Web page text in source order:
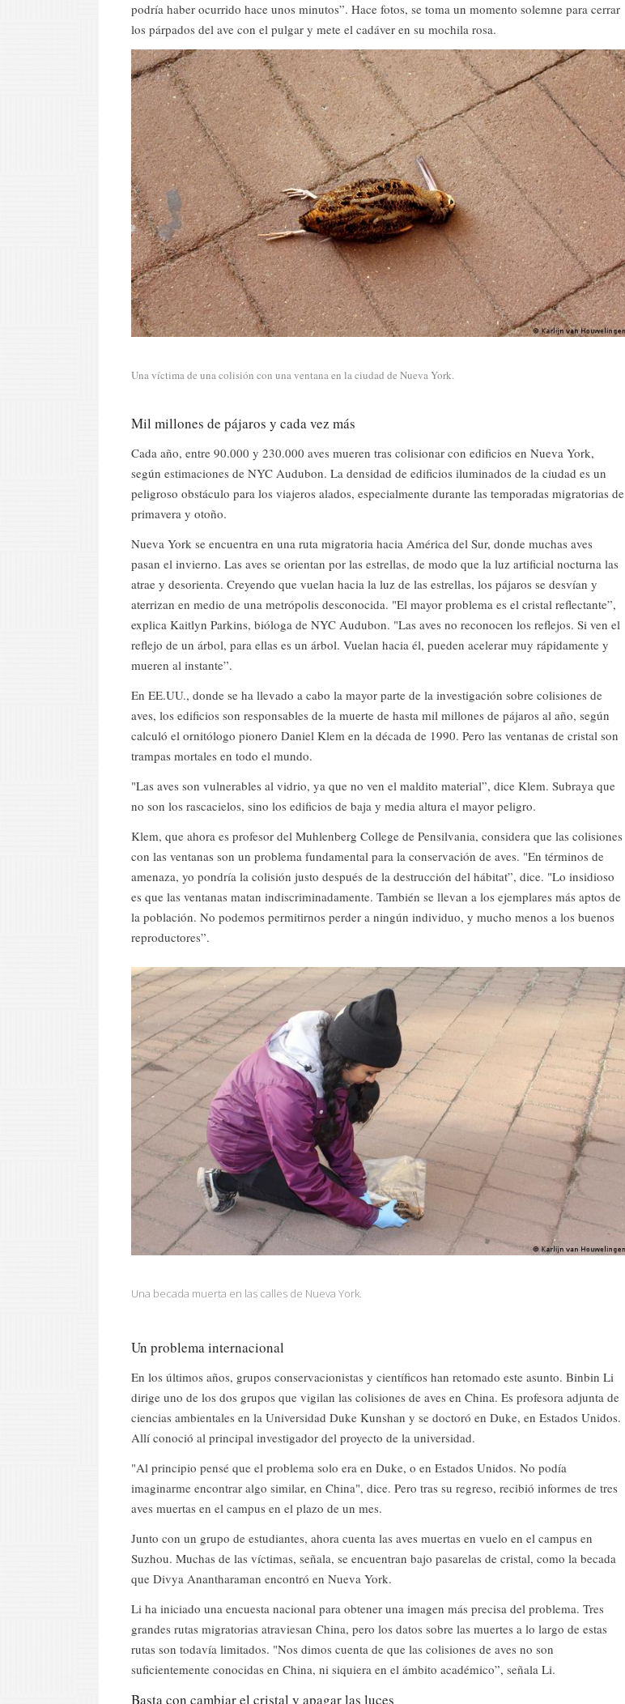
podría haber ocurrido hace unos minutos”. Hace fotos, se toma un momento solemne para cerrar
los párpados del ave con el pulgar y mete el cadáver en su mochila rosa.
Una víctima de una colisión con una ventana en la ciudad de Nueva York.
Mil millones de pájaros y cada vez más
Cada año, entre 90.000 y 230.000 aves mueren tras colisionar con edificios en Nueva York,
según estimaciones de NYC Audubon. La densidad de edificios iluminados de la ciudad es un
peligroso obstáculo para los viajeros alados, especialmente durante las temporadas migratorias de
primavera y otoño.
Nueva York se encuentra en una ruta migratoria hacia América del Sur, donde muchas aves
pasan el invierno. Las aves se orientan por las estrellas, de modo que la luz artificial nocturna las
atrae y desorienta. Creyendo que vuelan hacia la luz de las estrellas, los pájaros se desvían y
aterrizan en medio de una metrópolis desconocida. "El mayor problema es el cristal reflectante”,
explica Kaitlyn Parkins, bióloga de NYC Audubon. "Las aves no reconocen los reflejos. Si ven el
reflejo de un árbol, para ellas es un árbol. Vuelan hacia él, pueden acelerar muy rápidamente y
mueren al instante”.
En EE.UU., donde se ha llevado a cabo la mayor parte de la investigación sobre colisiones de
aves, los edificios son responsables de la muerte de hasta mil millones de pájaros al año, según
calculó el ornitólogo pionero Daniel Klem en la década de 1990. Pero las ventanas de cristal son
trampas mortales en todo el mundo.
"Las aves son vulnerables al vidrio, ya que no ven el maldito material”, dice Klem. Subraya que
no son los rascacielos, sino los edificios de baja y media altura el mayor peligro.
Klem, que ahora es profesor del Muhlenberg College de Pensilvania, considera que las colisiones
con las ventanas son un problema fundamental para la conservación de aves. "En términos de
amenaza, yo pondría la colisión justo después de la destrucción del hábitat”, dice. "Lo insidioso
es que las ventanas matan indiscriminadamente. También se llevan a los ejemplares más aptos de
la población. No podemos permitirnos perder a ningún individuo, y mucho menos a los buenos
reproductores”.
Una becada muerta en las calles de Nueva York.
Un problema internacional
En los últimos años, grupos conservacionistas y científicos han retomado este asunto. Binbin Li
dirige uno de los dos grupos que vigilan las colisiones de aves en China. Es profesora adjunta de
ciencias ambientales en la Universidad Duke Kunshan y se doctoró en Duke, en Estados Unidos.
Allí conoció al principal investigador del proyecto de la universidad.
"Al principio pensé que el problema solo era en Duke, o en Estados Unidos. No podía
imaginarme encontrar algo similar, en China", dice. Pero tras su regreso, recibió informes de tres
aves muertas en el campus en el plazo de un mes.
Junto con un grupo de estudiantes, ahora cuenta las aves muertas en vuelo en el campus en
Suzhou. Muchas de las víctimas, señala, se encuentran bajo pasarelas de cristal, como la becada
que Divya Anantharaman encontró en Nueva York.
Li ha iniciado una encuesta nacional para obtener una imagen más precisa del problema. Tres
grandes rutas migratorias atraviesan China, pero los datos sobre las muertes a lo largo de estas
rutas son todavía limitados. "Nos dimos cuenta de que las colisiones de aves no son
suficientemente conocidas en China, ni siquiera en el ámbito académico”, señala Li.
Basta con cambiar el cristal y apagar las luces